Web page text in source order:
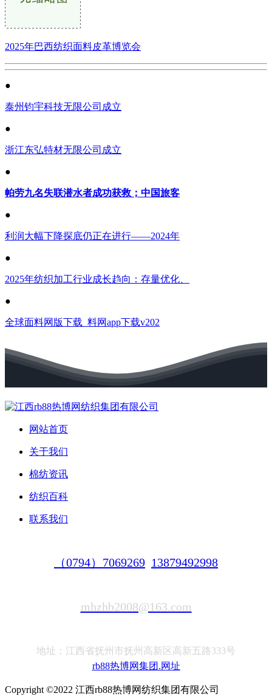
2025年巴西纺织面料皮革博览会
●
泰州钧宇科技无限公司成立
●
浙江东弘特材无限公司成立
●
帕劳九名失联潜水者成功获救；中国旅客
●
利润大幅下降探底仍正在进行——2024年
●
2025年纺织加工行业成长趋向：存量优化、
●
全球面料网版下载_料网app下载v202
网站首页
关于我们
棉纺资讯
纺织百科
联系我们
（0794）7069269 13879492998
mhzhb2008@163.com
地址：江西省抚州市抚州高新区高新五路333号
rb88热博网集团.网址
Copyright ©2022 江西rb88热博网纺织集团有限公司